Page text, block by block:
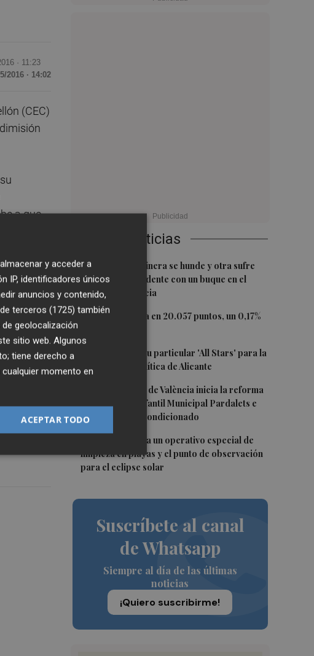
Últimas Noticias
1Una batea clochinera se hunde y otra sufre
daños en un incidente con un buque en el
puerto de Valencia
2El Ibex 35 cierra en 20.057 puntos, un 0,17%
3
El PSPV ultima su particular 'All Stars' para la
Conferencia Política de Alicante
El Ayuntamiento de València inicia la reforma
de la Escuela Infantil Municipal Pardalets e
instalará aire acondicionado
València prepara un operativo especial de
limpieza en playas y el punto de observación
para el eclipse solar
Suscríbete al canal
de Whatsapp
Siempre al día de las últimas
noticias
¡Quiero suscribirme!
· 11:23
2016 · 14:02
(CEC)
a que
trabajar y
de
debe
y acceder a
IP, identificadores únicos
anuncios y contenido,
terceros (1725) también
geolocalización
sitio web. Algunos
tiene derecho a
momento en
ACEPTAR TODO